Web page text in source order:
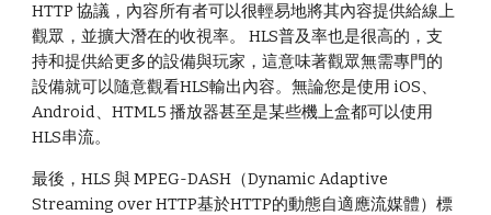
HTTP 協議，內容所有者可以很輕易地將其內容提供給線上
觀眾，並擴大潛在的收視率。 HLS普及率也是很高的，支
持和提供給更多的設備與玩家，這意味著觀眾無需專門的
設備就可以隨意觀看HLS輸出內容。無論您是使用 iOS、
Android、HTML5 播放器甚至是某些機上盒都可以使用
HLS串流。
最後，HLS 與 MPEG-DASH（Dynamic Adaptive
Streaming over HTTP基於HTTP的動態自適應流媒體）標